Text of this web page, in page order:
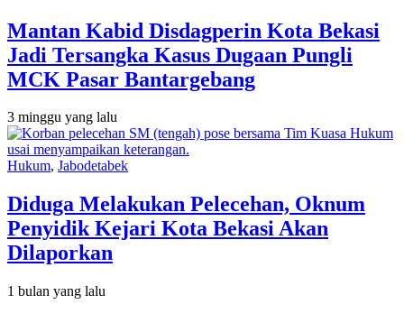
Mantan Kabid Disdagperin Kota Bekasi
Jadi Tersangka Kasus Dugaan Pungli
MCK Pasar Bantargebang
3 minggu yang lalu
Hukum, Jabodetabek
Diduga Melakukan Pelecehan, Oknum
Penyidik Kejari Kota Bekasi Akan
Dilaporkan
1 bulan yang lalu